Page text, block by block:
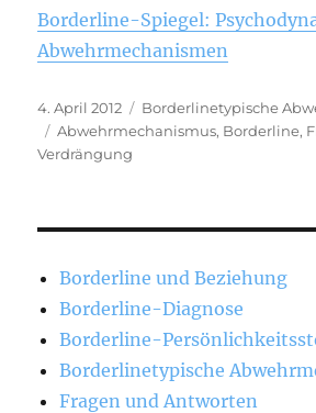
Borderline-Spiegel:
Abwehrmechanismen
Veröffentlicht
am
4. April 2012 Kategorien
Borderlinetypische
Schlagwörter
Abwehrmechanismus, Borderline,
Verdrängung
Borderline und Beziehung
Borderline-Diagnose
Borderline-
Borderlinetypische
Fragen und Antworten